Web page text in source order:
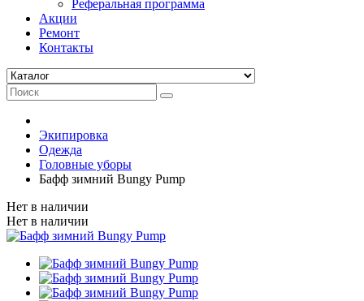
Реферальная программа
Акции
Ремонт
Контакты
Экипировка
Одежда
Головные уборы
Бафф зимний Bungy Pump
Нет в наличии
Нет в наличии